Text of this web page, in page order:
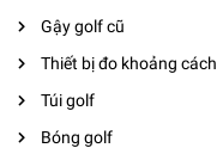
Gậy golf cũ
Thiết bị đo khoảng cách
Túi golf
Bóng golf